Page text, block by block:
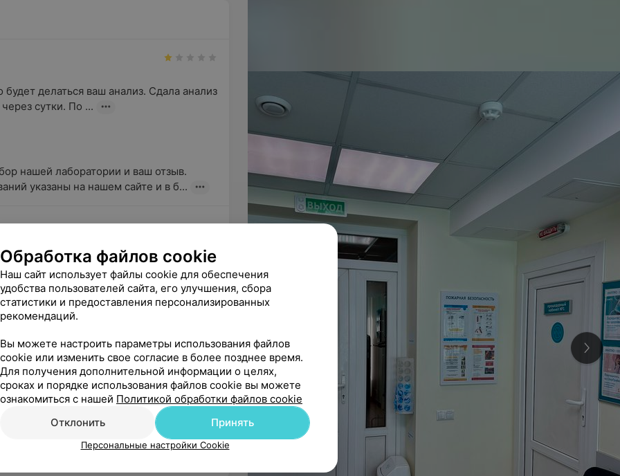
делаться ваш анализ. Сдала анализ
сутки. По ...
нашей лаборатории и ваш отзыв.
указаны на нашем сайте и в б...
и медсестра профессионал!
Лабораторная диагностика
я ещё раз убедилась, что это самая
Сотрудники доброже...
Лабораторная диагностика
Обработка файлов cookie
Наш сайт использует файлы cookie для обеспечения
удобства пользователей сайта, его улучшения, сбора
статистики и предоставления персонализированных
рекомендаций.
Вы можете настроить параметры использования файлов
cookie или изменить свое согласие в более позднее время.
Для получения дополнительной информации о целях,
сроках и порядке использования файлов cookie вы можете
ознакомиться с нашей Политикой обработки файлов cookie
Отклонить
Принять
Персональные настройки Cookie